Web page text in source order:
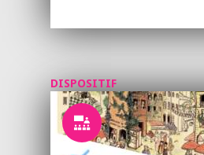
DISPOSITIF